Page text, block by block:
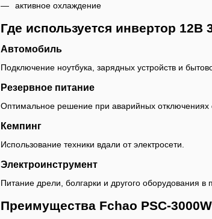
активное охлаждение
Где используется инвертор 12В
Автомобиль
Подключение ноутбука, зарядных устройств и
Резервное питание
Оптимальное решение при аварийных отключениях
Кемпинг
Использование техники вдали от электросети.
Электроинструмент
Питание дрели, болгарки и другого оборудования в
Преимущества Fchao PSC-3000W